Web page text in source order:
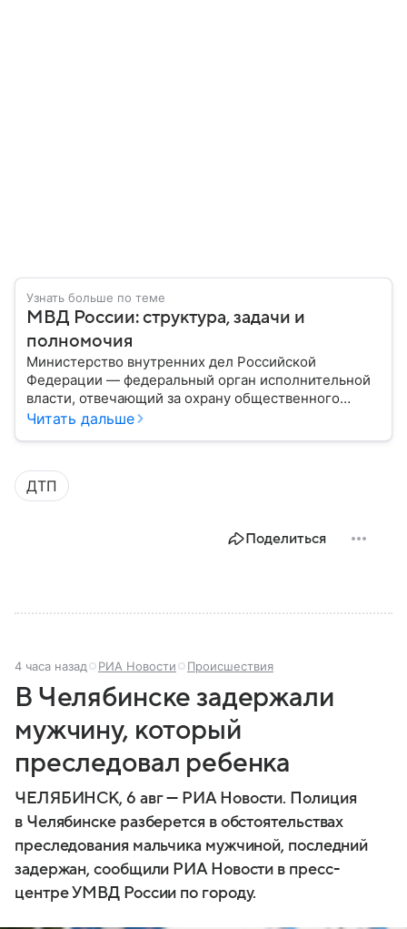
Узнать больше по теме
МВД России: структура, задачи и
полномочия
Министерство внутренних дел Российской
Федерации — федеральный орган исполнительной
власти, отвечающий за охрану общественного
порядка, борьбу с преступностью, обеспечение
В материале рассказываем, чем занимается МВД
России, какие задачи выполняет министерство, как
устроена его структура, кто возглавляет ведомство
Читать дальше
ДТП
Поделиться
4 часа назад РИА Новости Происшествия
В Челябинске задержали
мужчину, который
преследовал ребенка
ЧЕЛЯБИНСК, 6 авг — РИА Новости. Полиция
в Челябинске разберется в обстоятельствах
преследования мальчика мужчиной, последний
задержан, сообщили РИА Новости в пресс-
центре УМВД России по городу.